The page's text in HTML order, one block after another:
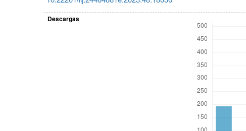
Descargas